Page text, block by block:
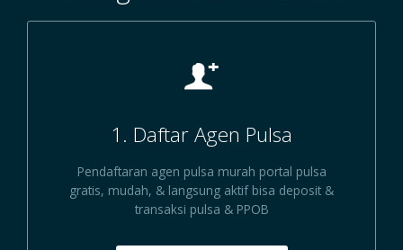
1. Daftar Agen Pulsa
Pendaftaran agen pulsa murah portal pulsa
gratis, mudah, & langsung aktif bisa deposit &
transaksi pulsa & PPOB